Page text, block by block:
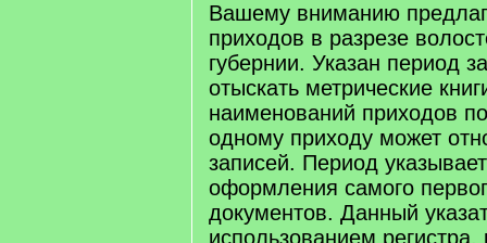
Вашему вниманию
приходов в разрезе
губернии. Указан период
отыскать метрические
наименований приходов
одному приходу может
записей. Период
оформления самого
документов. Данный
использованием регистра,